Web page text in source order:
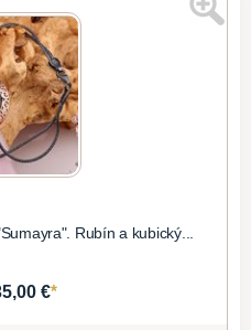
Rubín a kubický...
€*